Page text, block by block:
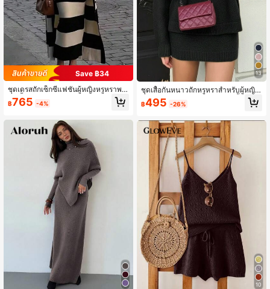
Save ฿34
ชุดเดรสถักเซ็กซี่แฟชั่นผู้หญิงหรูหราพร้
อมเสื้อคาร์ดิแกนยาวลายทาง, ชุดเดรส
ยาวสไตล์วินเทจคอเต่าผสมผ้าวูลสำหรั
฿765 -4%
13
ชุดเสื้อกันหนาวถักหรูหราสำหรับผู้หญิง
สำหรับฤดูใบไม้ร่วง/ฤดูหนาว, เสื้อคอกล
มแขนยาวแบบสวมใส่สบายกับกระโปร
ม้ร่วง
฿495 -26%
10